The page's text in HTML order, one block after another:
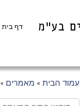
דף בית
עמוד הבית » מאמרים »